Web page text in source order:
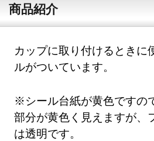
商品紹介
カップに取り付けるときに
ルがついています。
※シール台紙が黄色ですの
部分が黄色く見えますが、
は透明です。